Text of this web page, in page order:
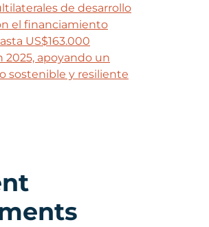
de desarrollo
el financiamiento
US$163.000
2025, apoyando un
sostenible y resiliente